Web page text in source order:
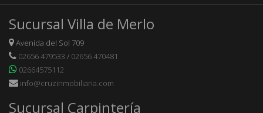
Sucursal Villa de Merlo
Avenida del Sol 709
02656 479533 / 02656 470481
02664575112
info@cruzinmobiliaria.com
Sucursal Carpintería